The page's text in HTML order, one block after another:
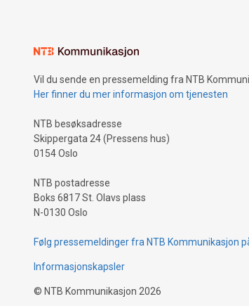
Vil du sende en pressemelding fra NTB
Her finner du mer informasjon om tjenesten
NTB besøksadresse
Skippergata 24 (Pressens hus)
0154 Oslo
NTB postadresse
Boks 6817 St. Olavs plass
N-0130 Oslo
Følg pressemeldinger fra NTB Kommunikasjon
Informasjonskapsler
© NTB Kommunikasjon 2026